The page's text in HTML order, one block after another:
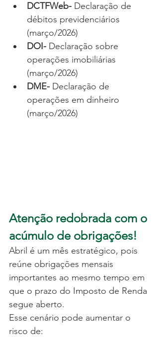
DCTFWeb- Declaração de
débitos previdenciários
(março/2026)
DOI- Declaração sobre
operações imobiliárias
(março/2026)
DME- Declaração de
operações em dinheiro
(março/2026)
Atenção redobrada com o
acúmulo de obrigações!
Abril é um mês estratégico, pois
reúne obrigações mensais
importantes ao mesmo tempo em
que o prazo do Imposto de Renda
segue aberto.
Esse cenário pode aumentar o
risco de: